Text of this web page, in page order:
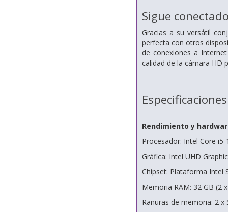
Sigue
Gracias a su versátil
perfecta con otros
de conexiones a
calidad de la cámara HD
Especificaciones
Rendimiento y
Procesador: Intel Core
Gráfica: Intel UHD
Chipset: Plataforma Intel
Memoria RAM: 32 GB (2
Ranuras de memoria: 2